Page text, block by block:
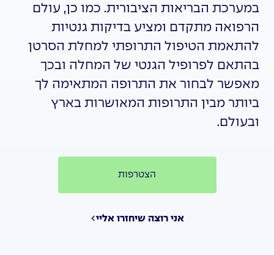
במערכת הבריאות הציבורית. כמו כן, עולם
הרפואה מתקדם ומציע בדיקות גנטיות
להתאמת הטיפול התרופתי למחלת הסרטן
בהתאם לפרופיל הגנטי של המחלה ובכך
מאפשר לבחור את התרופה המתאימה לך
ביותר מבין התרופות המאושרות בארץ
ובעולם.
הצטרפות
אני רוצה שיחזרו אליי